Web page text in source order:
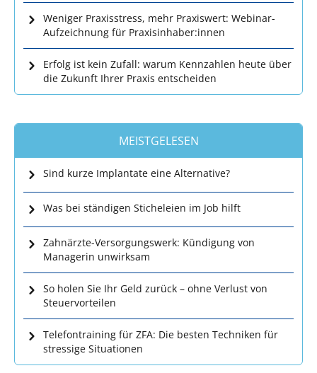
Weniger Praxisstress, mehr Praxiswert: Webinar-
Aufzeichnung für Praxisinhaber:innen
Erfolg ist kein Zufall: warum Kennzahlen heute über
die Zukunft Ihrer Praxis entscheiden
MEISTGELESEN
Sind kurze Implantate eine Alternative?
Was bei ständigen Sticheleien im Job hilft
Zahnärzte-Versorgungswerk: Kündigung von
Managerin unwirksam
So holen Sie Ihr Geld zurück – ohne Verlust von
Steuervorteilen
Telefontraining für ZFA: Die besten Techniken für
stressige Situationen